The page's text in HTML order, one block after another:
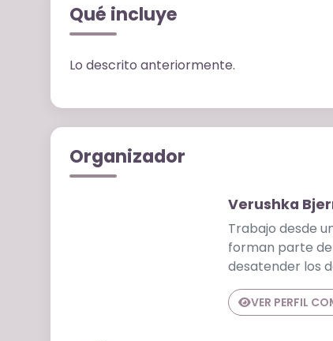
Qué incluye
Lo descrito anteriormente.
Organizador
Verushka
Trabajo desde
forman parte
desatender los
VER PERFIL